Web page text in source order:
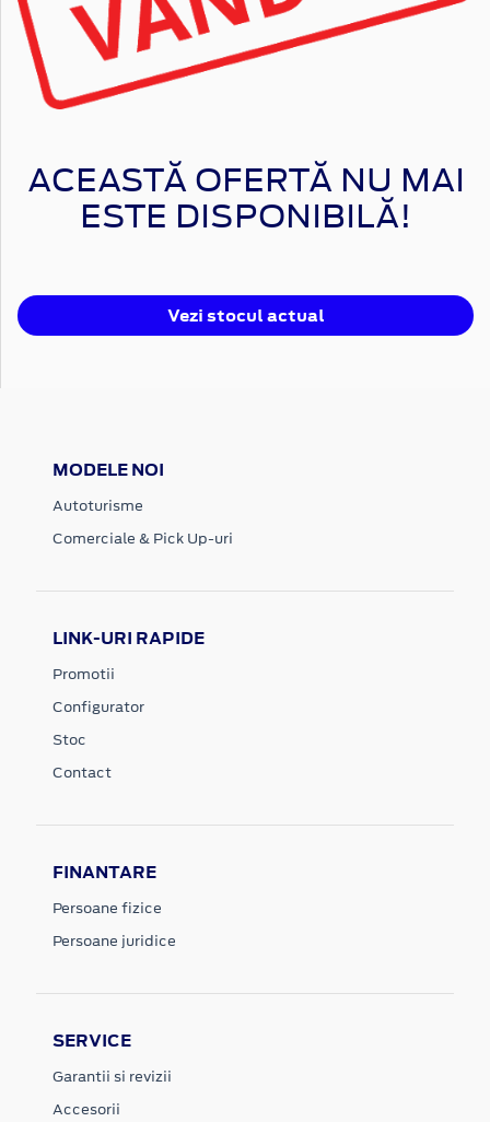
ACEASTĂ OFERTĂ NU MAI
ESTE DISPONIBILĂ!
Vezi stocul actual
MODELE NOI
Autoturisme
Comerciale & Pick Up-uri
LINK-URI RAPIDE
Promotii
Configurator
Stoc
Contact
FINANTARE
Persoane fizice
Persoane juridice
SERVICE
Garantii si revizii
Accesorii